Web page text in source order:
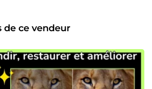
du contraste et de la netteté
ou le web Optimisation des
et de qualité, dans des délais courts
en design, je comprends
image bien travaillée et je suis là pour
des photos éclatantes et
de ce vendeur